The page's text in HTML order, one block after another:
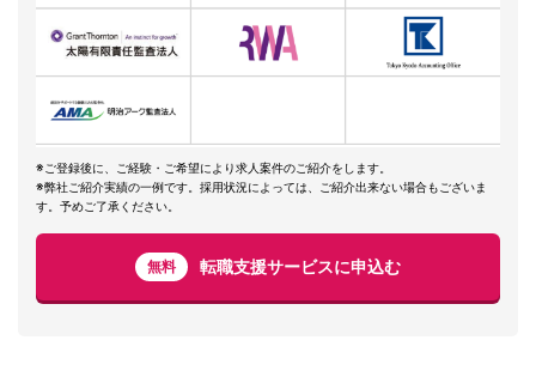
※ご登録後に、ご経験・ご希望により求人案件のご紹介をします。
※弊社ご紹介実績の一例です。採用状況によっては、ご紹介出来ない場合もございま
す。予めご了承ください。
無料 転職支援サービスに申込む